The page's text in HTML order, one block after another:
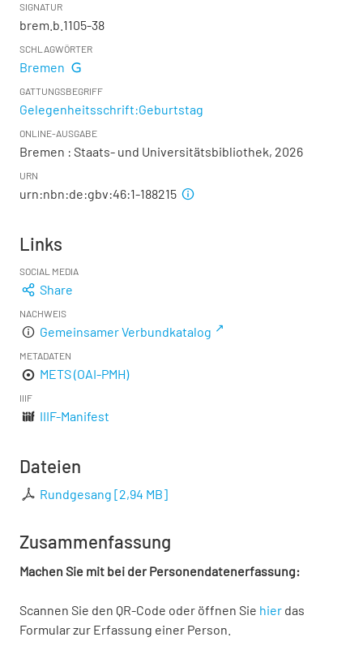
SIGNATUR
brem.b.1105-38
SCHLAGWÖRTER
Bremen
GATTUNGSBEGRIFF
Gelegenheitsschrift:Geburtstag
ONLINE-AUSGABE
Bremen : Staats- und Universitätsbibliothek, 2026
URN
urn:nbn:de:gbv:46:1-188215
Links
SOCIAL MEDIA
Share
NACHWEIS
Gemeinsamer Verbundkatalog
METADATEN
METS (OAI-PMH)
IIIF
IIIF-Manifest
Dateien
Rundgesang [2,94 MB]
Zusammenfassung
Machen Sie mit bei der Personendatenerfassung:
Scannen Sie den QR-Code oder öffnen Sie hier das
Formular zur Erfassung einer Person.